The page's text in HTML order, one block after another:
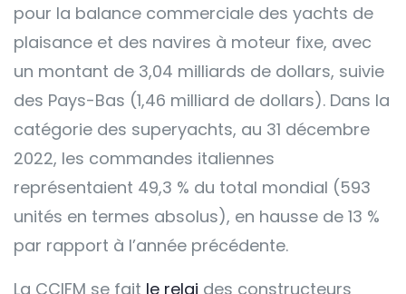
pour la balance commerciale des yachts de
plaisance et des navires à moteur fixe, avec
un montant de 3,04 milliards de dollars, suivie
des Pays-Bas (1,46 milliard de dollars). Dans la
catégorie des superyachts, au 31 décembre
2022, les commandes italiennes
représentaient 49,3 % du total mondial (593
unités en termes absolus), en hausse de 13 %
par rapport à l’année précédente.
La CCIFM se fait le relai des constructeurs